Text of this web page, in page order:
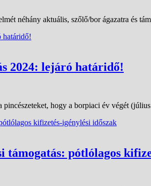
néhány aktuális, szőlő/bor ágazatra és
2024: lejáró határidő!
hogy a borpiaci év végét
támogatás: pótlólagos